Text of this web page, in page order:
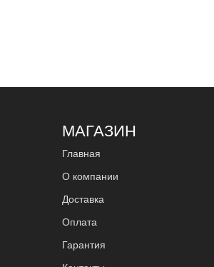
МАГАЗИН
Главная
О компании
Доставка
Оплата
Гарантия